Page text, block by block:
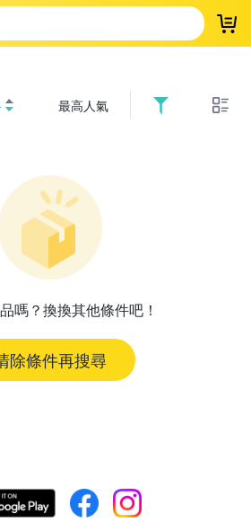
登
最高人氣
嗎？換換其他條件吧！
除條件再搜尋